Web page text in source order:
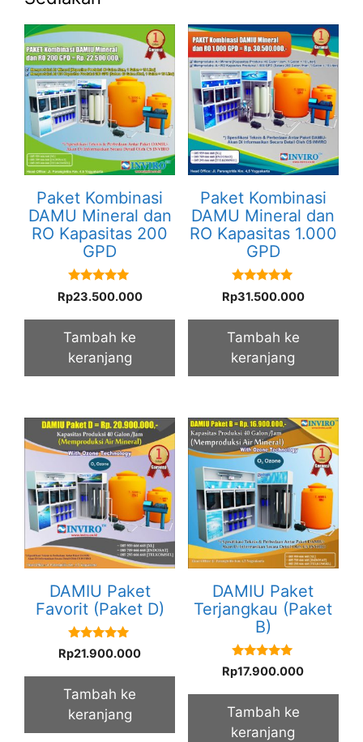
Paket Kombinasi
DAMU Mineral dan
RO Kapasitas 200
GPD
5.00
out of 5
Rp23.500.000
Tambah ke
keranjang
Paket Kombinasi
DAMU Mineral dan
RO Kapasitas 1.000
GPD
5.00
out of 5
Rp31.500.000
Tambah ke
keranjang
DAMIU Paket
Favorit (Paket D)
5.00
out of 5
Rp21.900.000
Tambah ke
keranjang
DAMIU Paket
Terjangkau (Paket
B)
5.00
out of 5
Rp17.900.000
Tambah ke
keranjang